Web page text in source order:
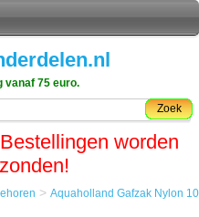
vanaf 75 euro.
Zoek
worden
> Aquaholland Gafzak Nylon 10